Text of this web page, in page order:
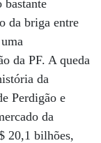
bastante
da briga entre
da PF. A queda
da
Perdigão e
da
20,1 bilhões,